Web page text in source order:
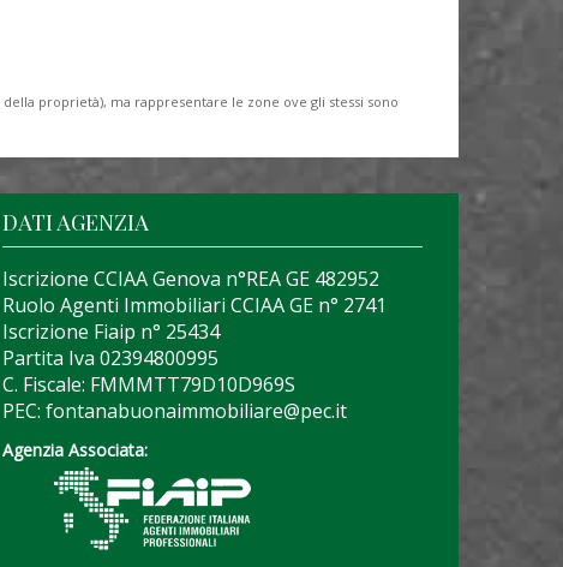
proprietà), ma rappresentare le zone ove gli stessi sono
DATI AGENZIA
Iscrizione CCIAA Genova n°REA GE 482952
Ruolo Agenti Immobiliari CCIAA GE n° 2741
Iscrizione Fiaip n° 25434
Partita Iva 02394800995
C. Fiscale: FMMMTT79D10D969S
PEC: fontanabuonaimmobiliare@pec.it
Agenzia Associata: